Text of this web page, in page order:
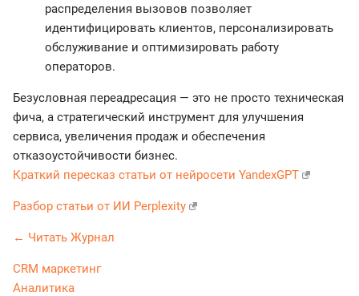
распределения вызовов позволяет
идентифицировать клиентов, персонализировать
обслуживание и оптимизировать работу
операторов.
Безусловная переадресация — это не просто техническая
фича, а стратегический инструмент для улучшения
сервиса, увеличения продаж и обеспечения
отказоустойчивости бизнес.
Краткий пересказ статьи от нейросети YandexGPT
Разбор статьи от ИИ Perplexity
← Читать Журнал
CRM маркетинг
Аналитика